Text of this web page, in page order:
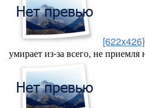
[622x426]
умирает из-за всего, не